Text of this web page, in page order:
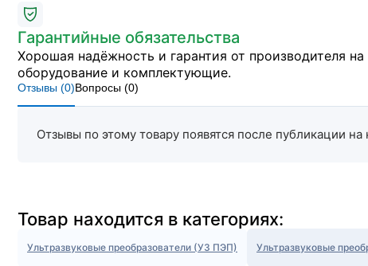
Гарантийные обязательства
Хорошая надёжность и гарантия от производителя на
оборудование и комплектующие.
Отзывы (0)Вопросы (0)
Отзывы по этому товару появятся после публикации
Товар находится в категориях:
Ультразвуковые преобразователи (УЗ ПЭП) Ультразвуковые